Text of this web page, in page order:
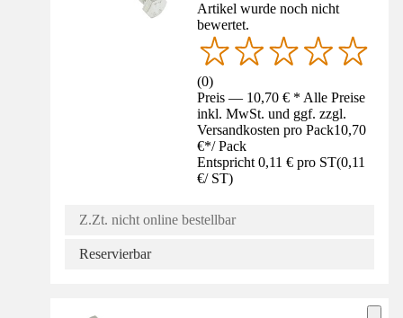
Artikel wurde noch nicht
bewertet.
(0)
Preis — 10,70 € * Alle Preise
inkl. MwSt. und ggf. zzgl.
Versandkosten pro Pack10,70
€*/ Pack
Entspricht 0,11 € pro ST(0,11
€/ ST)
Z.Zt. nicht online bestellbar
Reservierbar